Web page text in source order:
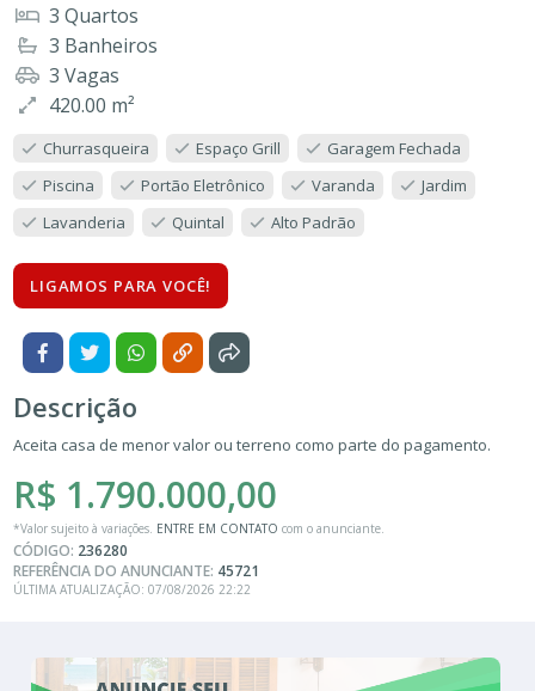
3 Quartos
3 Banheiros
3 Vagas
420.00 m²
Churrasqueira Espaço Grill
Garagem Fechada
Piscina
Portão Eletrônico Varanda
Jardim
Lavanderia
Quintal Alto Padrão
LIGAMOS PARA VOCÊ!
Descrição
Aceita casa de menor valor ou terreno como parte do pagamento.
R$ 1.790.000,00
*Valor sujeito à variações. ENTRE EM CONTATO com o anunciante.
CÓDIGO: 236280
REFERÊNCIA DO ANUNCIANTE: 45721
ÚLTIMA ATUALIZAÇÃO: 07/08/2026 22:22